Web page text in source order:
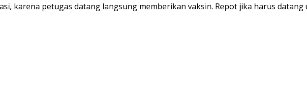
karena petugas datang langsung memberikan vaksin. Repot jika harus